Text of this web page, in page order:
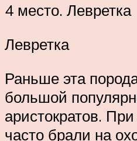
4 место. Левретка
Левретка
Раньше эта
большой
аристократов.
часто брали на